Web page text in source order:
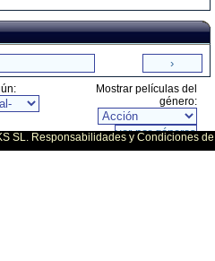
Mostrar películas del
género:
SL. Responsabilidades y Condiciones de